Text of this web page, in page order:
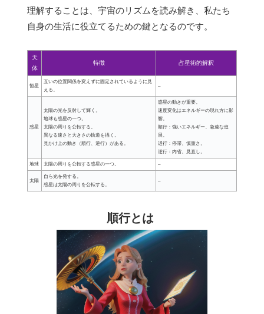
理解することは、宇宙のリズムを読み解き、私たち
自身の生活に役立てるための鍵となるのです。
天
体
特徴 占星術的解釈
恒星
互いの位置関係を変えずに固定されているように見
える。
–
惑星
太陽の光を反射して輝く。
地球も惑星の一つ。
太陽の周りを公転する。
異なる速さと大きさの軌道を描く。
見かけ上の動き（順行、逆行）がある。
惑星の動きが重要。
速度変化はエネルギーの現れ方に影
響。
順行：強いエネルギー、急速な進
展。
遅行：停滞、慎重さ。
逆行：内省、見直し。
地球 太陽の周りを公転する惑星の一つ。 –
太陽
自ら光を発する。
惑星は太陽の周りを公転する。
–
順行とは